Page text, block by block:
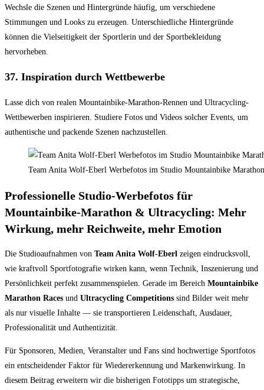
Wechsle die Szenen und Hintergründe häufig, um verschiedene
Stimmungen und Looks zu erzeugen. Unterschiedliche Hintergründe
können die Vielseitigkeit der Sportlerin und der Sportbekleidung
hervorheben.
37. Inspiration durch Wettbewerbe
Lasse dich von realen Mountainbike-Marathon-Rennen und Ultracycling-
Wettbewerben inspirieren. Studiere Fotos und Videos solcher Events, um
authentische und packende Szenen nachzustellen.
Team Anita Wolf-Eberl Werbefotos im Studio Mountainbike
Professionelle Studio-Werbefotos für
Mountainbike-Marathon & Ultracycling: Mehr
Wirkung, mehr Reichweite, mehr Emotion
Die Studioaufnahmen von Team Anita Wolf-Eberl zeigen eindrucksvoll,
wie kraftvoll Sportfotografie wirken kann, wenn Technik, Inszenierung und
Persönlichkeit perfekt zusammenspielen. Gerade im Bereich Mountainbike
Marathon Races und Ultracycling Competitions sind Bilder weit mehr
als nur visuelle Inhalte — sie transportieren Leidenschaft, Ausdauer,
Professionalität und Authentizität.
Für Sponsoren, Medien, Veranstalter und Fans sind hochwertige Sportfotos
ein entscheidender Faktor für Wiedererkennung und Markenwirkung. In
diesem Beitrag erweitern wir die bisherigen Fototipps um strategische,